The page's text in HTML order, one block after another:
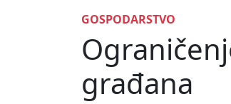
GOSPODARSTVO
građana